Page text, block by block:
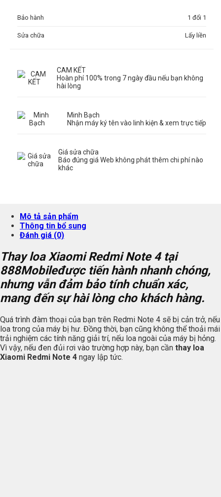
Bảo hành 1 đổi 1
Sửa chữa Lấy liền
CAM KẾT
Hoàn phí 100% trong 7 ngày đầu nếu bạn không
hài lòng
Minh Bạch
Nhận máy ký tên vào linh kiện & xem trực tiếp
Giá sửa chữa
Báo đúng giá Web không phát thêm chi phí nào
khác
Mô tả sản phẩm
Thông tin bổ sung
Đánh giá (0)
Thay loa Xiaomi Redmi Note 4 tại
888Mobileđược tiến hành nhanh chóng,
nhưng vẫn đảm bảo tính chuẩn xác,
mang đến sự hài lòng cho khách hàng.
Quá trình đàm thoại của bạn trên Redmi Note 4 sẽ bị cản trở, nếu
loa trong của máy bị hư. Đồng thời, bạn cũng không thể thoải mái
trải nghiệm các tính năng giải trí, nếu loa ngoài của máy bị hỏng.
Vì vậy, nếu đen đủi rơi vào trường hợp này, bạn cần thay loa
Xiaomi Redmi Note 4 ngay lập tức.